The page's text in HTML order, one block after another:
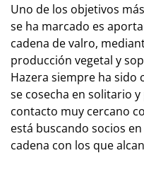
Uno de los objetivos
se ha marcado es
cadena de valro,
producción vegetal y
Hazera siempre ha sido
se cosecha en solitario
contacto muy cercano
está buscando socios
cadena con los que